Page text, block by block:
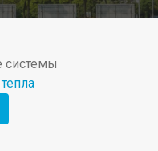
системы